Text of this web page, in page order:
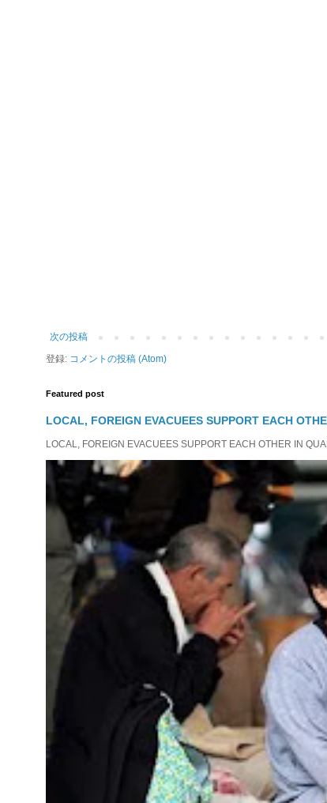
次の投稿
登録: コメントの投稿 (Atom)
Featured post
LOCAL, FOREIGN EVACUEES SUPPORT EACH
LOCAL, FOREIGN EVACUEES SUPPORT EACH OTHER IN